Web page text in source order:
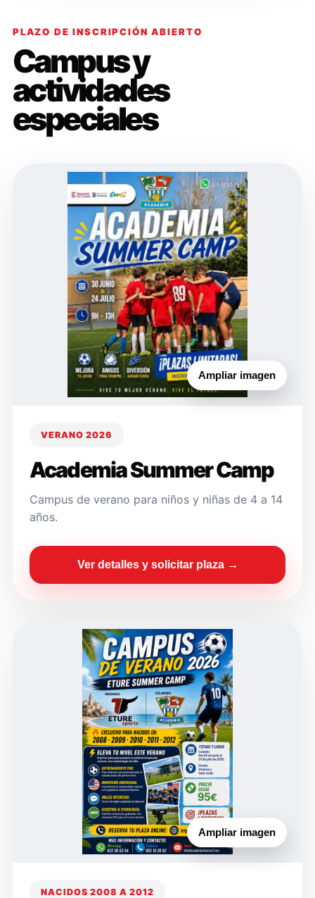
PLAZO DE INSCRIPCIÓN ABIERTO
Campus y
actividades
especiales
Ampliar imagen
VERANO 2026
Academia Summer Camp
Campus de verano para niños y niñas de 4 a 14
años.
Ver detalles y solicitar plaza →
Ampliar imagen
NACIDOS 2008 A 2012